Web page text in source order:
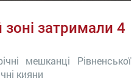
затримали 4
мешканці Рівненської
кияни